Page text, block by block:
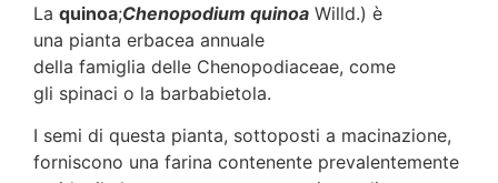
La quinoa;Chenopodium quinoa Willd.) è
una pianta erbacea annuale
della famiglia delle Chenopodiaceae, come
gli spinaci o la barbabietola.
I semi di questa pianta, sottoposti a macinazione,
forniscono una farina contenente prevalentemente